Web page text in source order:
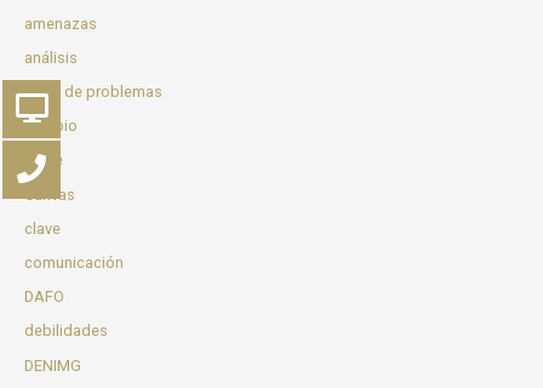
amenazas
análisis
árbol de problemas
cambio
came
Canvas
clave
comunicación
DAFO
debilidades
DENIMG